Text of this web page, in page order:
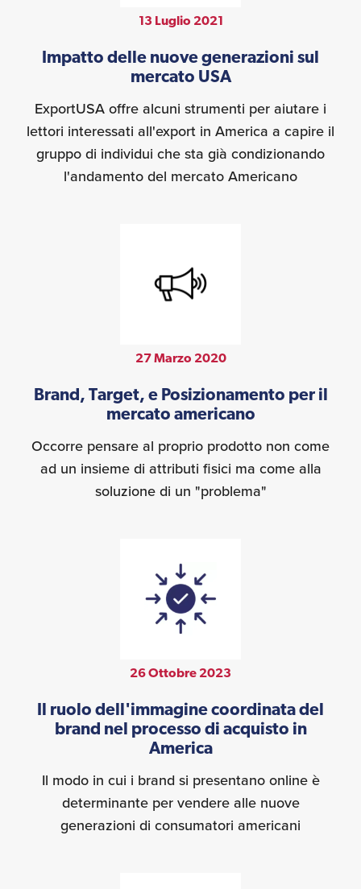
13 Luglio 2021
Impatto delle nuove generazioni sul
mercato USA
ExportUSA offre alcuni strumenti per aiutare i
lettori interessati all'export in America a capire il
gruppo di individui che sta già condizionando
l'andamento del mercato Americano
27 Marzo 2020
Brand, Target, e Posizionamento per il
mercato americano
Occorre pensare al proprio prodotto non come
ad un insieme di attributi fisici ma come alla
soluzione di un "problema"
26 Ottobre 2023
Il ruolo dell'immagine coordinata del
brand nel processo di acquisto in
America
Il modo in cui i brand si presentano online è
determinante per vendere alle nuove
generazioni di consumatori americani